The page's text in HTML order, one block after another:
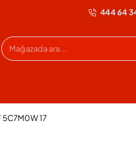
444 64
Mağazada
ara...
5C7M0W 17